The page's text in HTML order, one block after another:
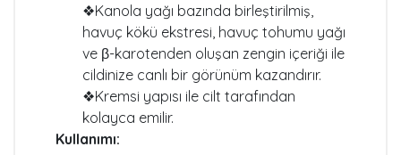
❖Kanola yağı bazında birleştirilmiş,
havuç kökü ekstresi, havuç tohumu yağı
ve β-karotenden oluşan zengin içeriği ile
cildinize canlı bir görünüm kazandırır.
❖Kremsi yapısı ile cilt tarafından
kolayca emilir.
Kullanımı: